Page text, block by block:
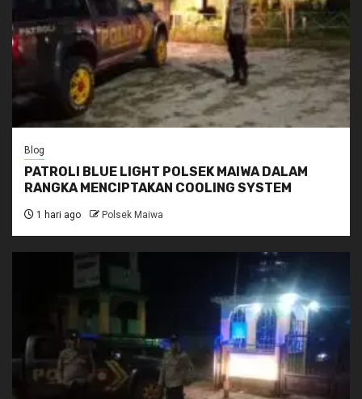
Blog
PATROLI BLUE LIGHT POLSEK MAIWA DALAM
RANGKA MENCIPTAKAN COOLING SYSTEM
1 hari ago Polsek Maiwa